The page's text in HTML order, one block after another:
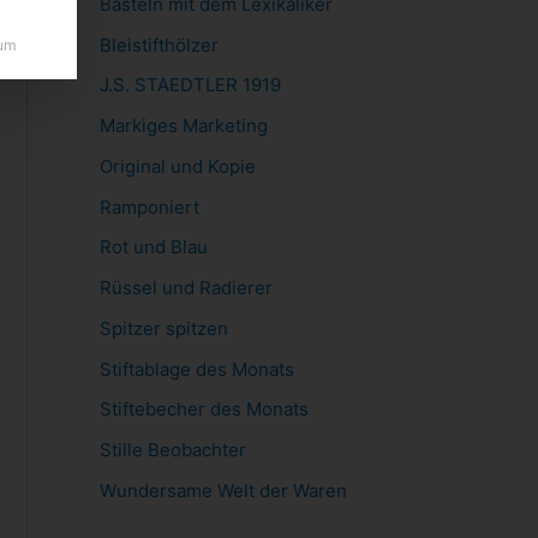
Bleistifthölzer
J.S. STAEDTLER 1919
Markiges Marketing
Original und Kopie
Ramponiert
Rot und Blau
Rüssel und Radierer
Spitzer spitzen
Stiftablage des Monats
Stiftebecher des Monats
Stille Beobachter
Wundersame Welt der Waren